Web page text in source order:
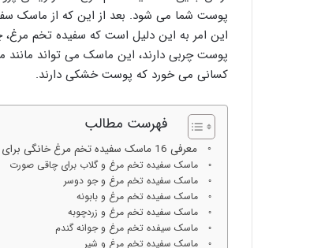
پوست شما می شود. بعد از این که از ماسک
این امر به این دلیل است که سفیده تخم
پوست چربی دارند، این ماسک می تواند
کسانی می خورد که پوست خشکی دارند.
فهرست مطالب
معرفی 16 ماسک سفیده تخم مرغ خانگی برای چاقی صورت
ماسک سفیده تخم مرغ و گلاب برای چاقی صورت
ماسک سفیده تخم مرغ و جو دوسر
ماسک سفیده تخم مرغ و بابونه
ماسک سفیده تخم مرغ و زردچوبه
ماسک سیفده تخم مرغ و جوانه گندم
ماسک سفیده تخم مرغ و شیر